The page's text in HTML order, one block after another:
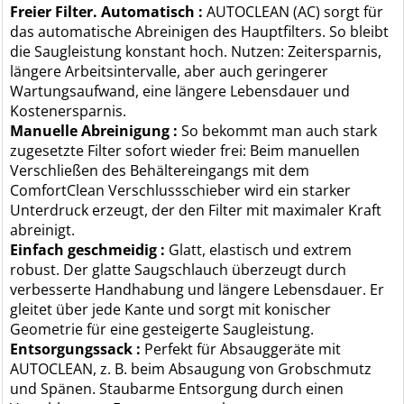
Freier Filter. Automatisch :AUTOCLEAN (AC) sorgt für
das automatische Abreinigen des Hauptfilters. So bleibt
die Saugleistung konstant hoch. Nutzen: Zeitersparnis,
längere Arbeitsintervalle, aber auch geringerer
Wartungsaufwand, eine längere Lebensdauer und
Kostenersparnis.
Manuelle Abreinigung :So bekommt man auch stark
zugesetzte Filter sofort wieder frei: Beim manuellen
Verschließen des Behältereingangs mit dem
ComfortClean Verschlussschieber wird ein starker
Unterdruck erzeugt, der den Filter mit maximaler Kraft
abreinigt.
Einfach geschmeidig : Glatt, elastisch und extrem
robust. Der glatte Saugschlauch überzeugt durch
verbesserte Handhabung und längere Lebensdauer. Er
gleitet über jede Kante und sorgt mit konischer
Geometrie für eine gesteigerte Saugleistung.
Entsorgungssack : Perfekt für Absauggeräte mit
AUTOCLEAN, z. B. beim Absaugung von Grobschmutz
und Spänen. Staubarme Entsorgung durch einen